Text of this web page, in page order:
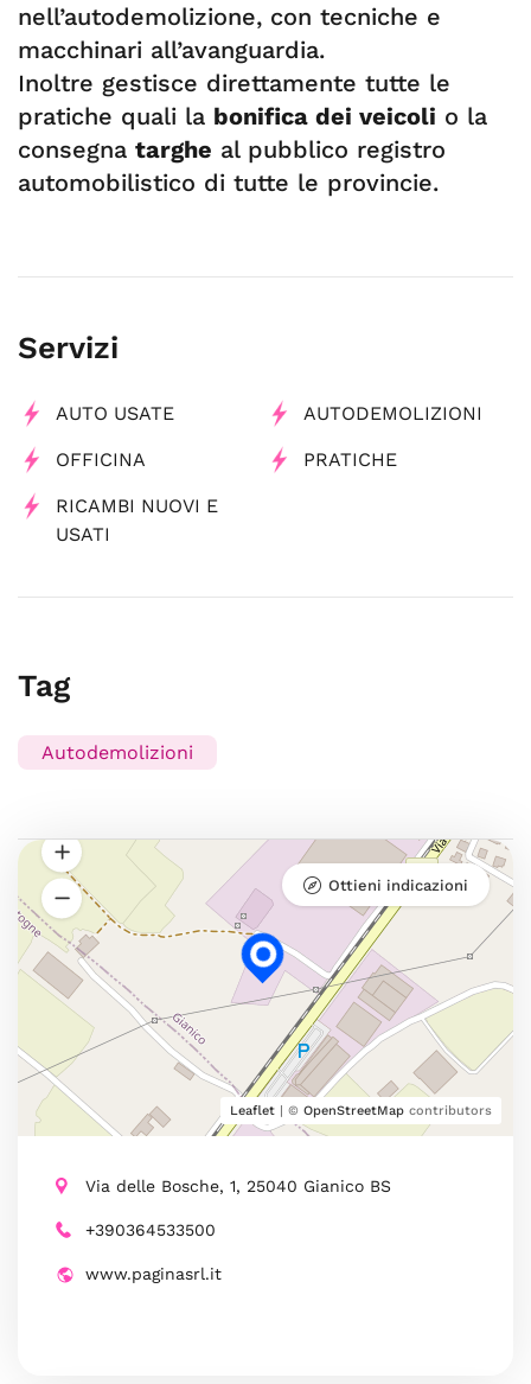
nell’autodemolizione, con tecniche e
macchinari all’avanguardia.
Inoltre gestisce direttamente tutte le
pratiche quali la bonifica dei veicoli o la
consegna targhe al pubblico registro
automobilistico di tutte le provincie.
Servizi
AUTO USATE AUTODEMOLIZIONI
OFFICINA PRATICHE
RICAMBI NUOVI E
USATI
Tag
Autodemolizioni
Leaflet | © OpenStreetMap contributors
Ottieni indicazioni
Via delle Bosche, 1, 25040 Gianico BS
+390364533500
www.paginasrl.it